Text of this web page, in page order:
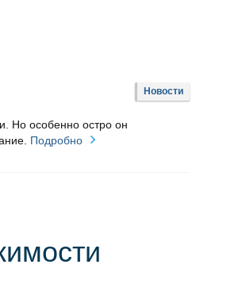
Новости
Но особенно остро он
Подробно